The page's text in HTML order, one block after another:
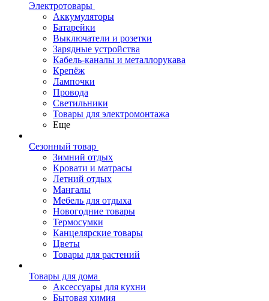
Электротовары
Аккумуляторы
Батарейки
Выключатели и розетки
Зарядные устройства
Кабель-каналы и металлорукава
Крепёж
Лампочки
Провода
Светильники
Товары для электромонтажа
Еще
Сезонный товар
Зимний отдых
Кровати и матрасы
Летний отдых
Мангалы
Мебель для отдыха
Новогодние товары
Термосумки
Канцелярские товары
Цветы
Товары для растений
Товары для дома
Аксессуары для кухни
Бытовая химия